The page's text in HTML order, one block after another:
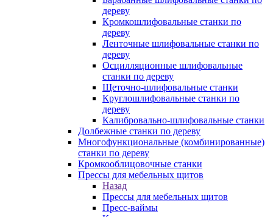
дереву
Кромкошлифовальные станки по
дереву
Ленточные шлифовальные станки по
дереву
Осцилляционные шлифовальные
станки по дереву
Щеточно-шлифовальные станки
Круглошлифовальные станки по
дереву
Калибровально-шлифовальные станки
Долбежные станки по дереву
Многофункциональные (комбинированные)
станки по дереву
Кромкооблицовочные станки
Прессы для мебельных щитов
Назад
Прессы для мебельных щитов
Пресс-ваймы